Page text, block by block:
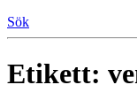
Sök
Etikett: